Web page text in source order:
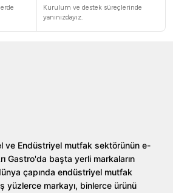
Kurulum ve destek süreçlerinde
yanınızdayız.
ve Endüstriyel mutfak sektörünün e-
Gastro'da başta yerli markaların
çapında endüstriyel mutfak
yüzlerce markayı, binlerce ürünü